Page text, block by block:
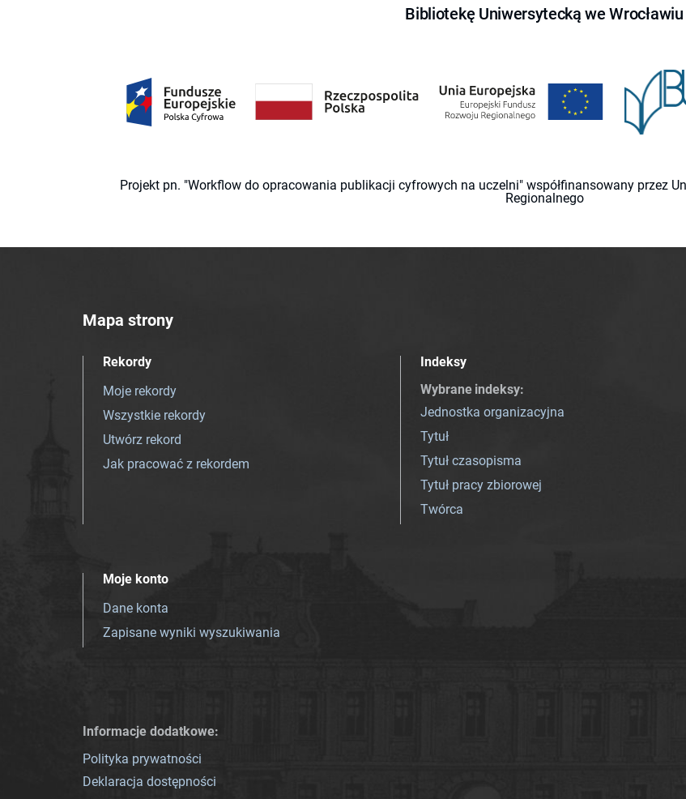
Bibliotekę Uniwersytecką we Wrocławiu
Projekt pn. "Workflow do opracowania publikacji cyfrowych na uczelni" współfinansowany przez
Regionalnego
Mapa strony
Rekordy
Moje rekordy
Wszystkie rekordy
Utwórz rekord
Jak pracować z rekordem
Indeksy
Wybrane indeksy:
Jednostka organizacyjna
Tytuł
Tytuł czasopisma
Tytuł pracy zbiorowej
Twórca
Moje konto
Dane konta
Zapisane wyniki wyszukiwania
Informacje dodatkowe:
Polityka prywatności
Deklaracja dostępności